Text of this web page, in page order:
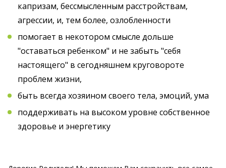
капризам, бессмысленным расстройствам,
агрессии, и, тем более, озлобленности
помогает в некотором смысле дольше
"оставаться ребенком" и не забыть "себя
настоящего" в сегодняшнем круговороте
проблем жизни,
быть всегда хозяином своего тела, эмоций, ума
поддерживать на высоком уровне собственное
здоровье и энергетику